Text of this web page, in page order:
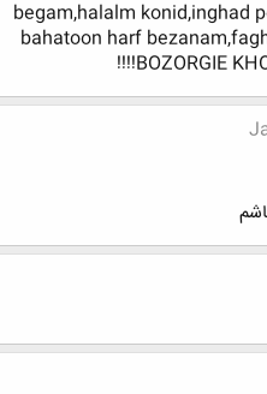
begam,halalm konid,inghad
bahatoon harf
BOZORGIE